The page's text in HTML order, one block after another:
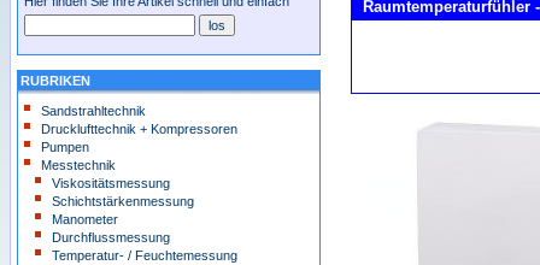
RUBRIKEN
Sandstrahltechnik
Drucklufttechnik + Kompressoren
Pumpen
Messtechnik
Viskositätsmessung
Schichtstärkenmessung
Manometer
Durchflussmessung
Temperatur- / Feuchtemessung
Raumtemperaturfühler